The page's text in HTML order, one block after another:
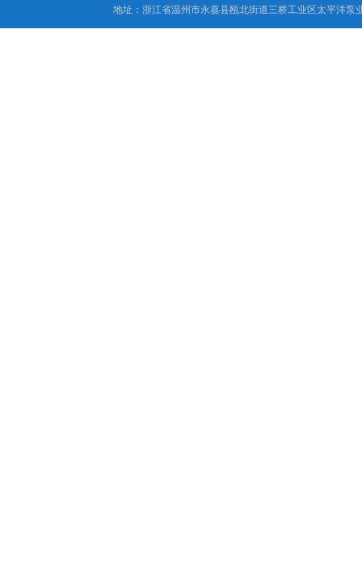
地址：浙江省温州市永嘉县瓯北街道三桥工业区太平洋泵